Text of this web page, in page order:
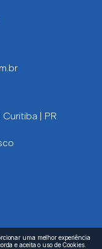
| PR
uma melhor experiência
e aceita o uso de Cookies.